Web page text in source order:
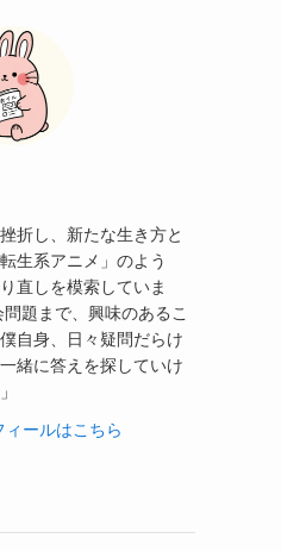
折し、新たな生き方と
生系アニメ」のよう
直しを模索していま
題まで、興味のあるこ
自身、日々疑問だらけ
緒に答えを探していけ
ールはこちら